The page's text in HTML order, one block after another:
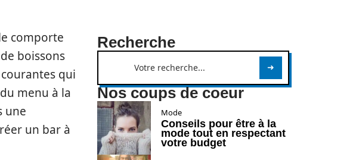
comporte
boissons
qui
menu à la
une
un bar à
Recherche
Nos coups de coeur
Mode
Conseils pour être à la
mode tout en respectant
votre budget